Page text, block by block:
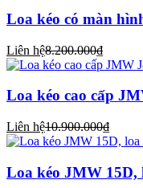
Loa kéo có màn
Liên hệ8.200.000₫
Loa kéo cao cấp
Liên hệ10.900.000₫
Loa kéo JMW 15D,